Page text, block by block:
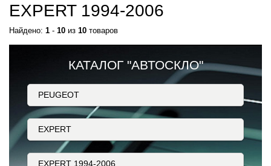
EXPERT 1994-2006
Найдено: 1 - 10 из 10 товаров
КАТАЛОГ "АВТОСКЛО"